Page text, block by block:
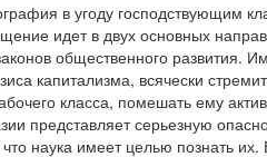
в угоду господствующим
идет в двух основных
общественного развития.
капитализма, всячески
класса, помешать ему
представляет серьезную
наука имеет целью познать